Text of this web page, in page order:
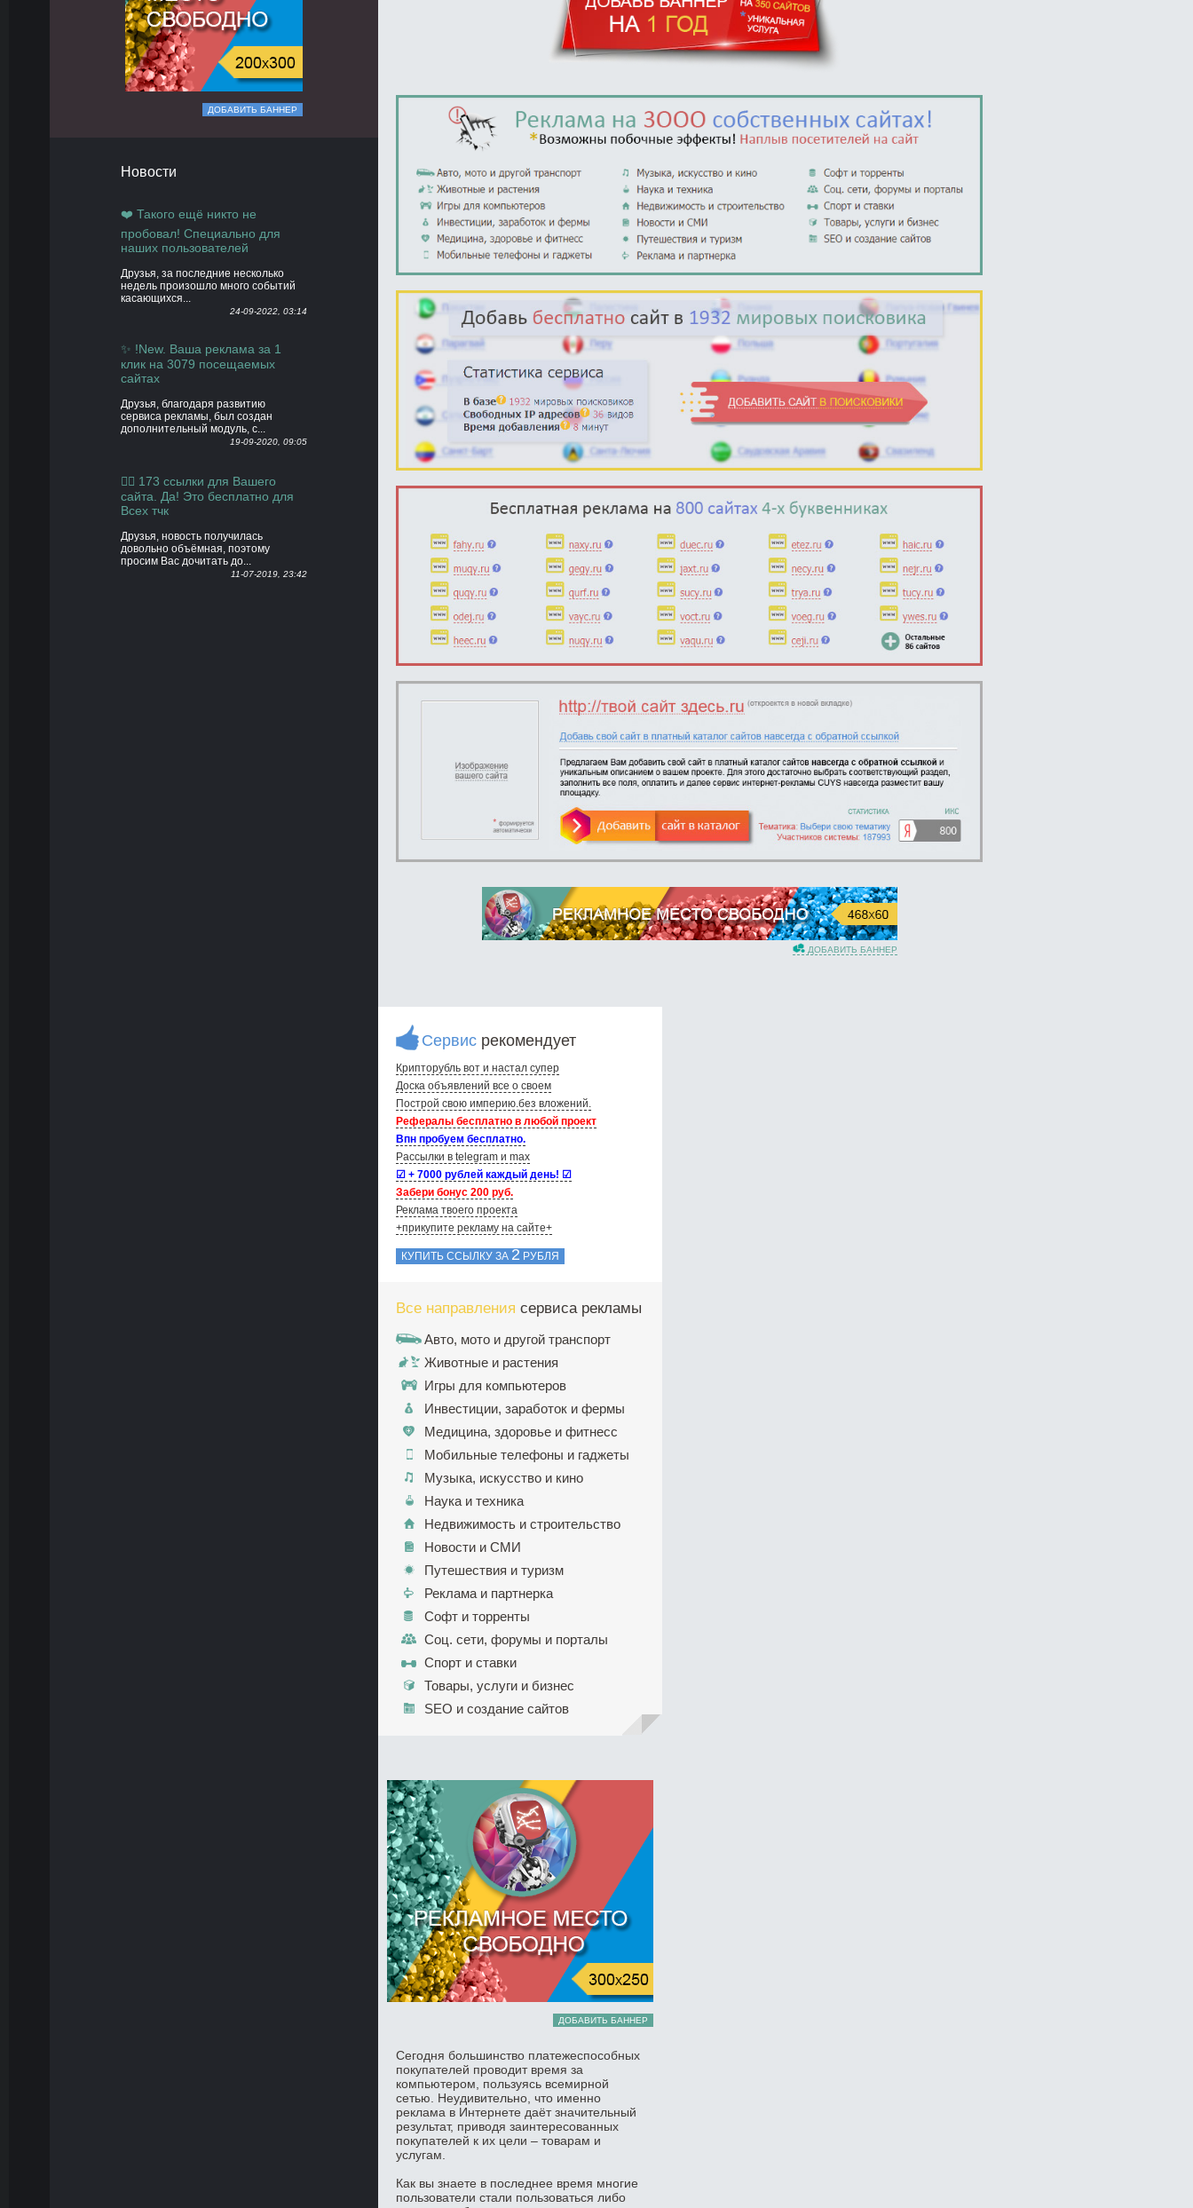
ДОБАВИТЬ БАННЕР
Новости
❤️ Такого ещё никто не
пробовал! Специально для
наших пользователей
Друзья, за последние несколько
недель произошло много событий
касающихся...
24-09-2022, 03:14
✨ !New. Ваша реклама за 1
клик на 3079 посещаемых
сайтах
Друзья, благодаря развитию
сервиса рекламы, был создан
дополнительный модуль, с...
19-09-2020, 09:05
👍🏻 173 ссылки для Вашего
сайта. Да! Это бесплатно для
Всех тчк
Друзья, новость получилась
довольно объёмная, поэтому
просим Вас дочитать до...
11-07-2019, 23:42
ДОБАВИТЬ БАННЕР
Сервис рекомендует
Крипторубль вот и настал супер
Доска объявлений вce о своем
Построй свою империю.без вложений.
Рефералы бесплатно в любой проект
Впн пробуем бесплатно.
Рассылки в telegram и max
☑ + 7000 рублей каждый день! ☑
Забери бонус 200 руб.
Реклама твоего проекта
+прикупите рекламу на сайте+
КУПИТЬ ССЫЛКУ ЗА 2 РУБЛЯ
Все направления сервиса рекламы
Авто, мото и другой транспорт
Животные и растения
Игры для компьютеров
Инвестиции, заработок и фермы
Медицина, здоровье и фитнесс
Мобильные телефоны и гаджеты
Музыка, искусство и кино
Наука и техника
Недвижимость и строительство
Новости и СМИ
Путешествия и туризм
Реклама и партнерка
Софт и торренты
Соц. сети, форумы и порталы
Спорт и ставки
Товары, услуги и бизнес
SEO и создание сайтов
ДОБАВИТЬ БАННЕР
Сегодня большинство платежеспособных
покупателей проводит время за
компьютером, пользуясь всемирной
сетью. Неудивительно, что именно
реклама в Интернете даёт значительный
результат, приводя заинтересованных
покупателей к их цели – товарам и
услугам.
Как вы знаете в последнее время многие
пользователи стали пользоваться либо